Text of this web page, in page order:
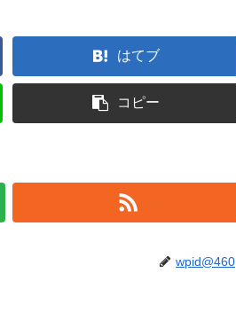
はてブ
コピー
wpid@460